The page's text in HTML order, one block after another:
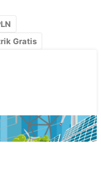
Gratis